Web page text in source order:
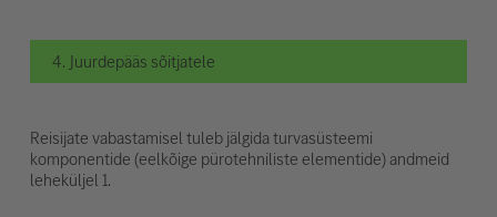
4. Juurdepääs sõitjatele
Reisijate vabastamisel tuleb jälgida turvasüsteemi
komponentide (eelkõige pürotehniliste elementide) andmeid
leheküljel 1.